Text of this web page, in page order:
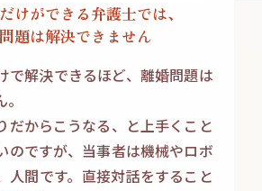
けができる弁護士では、
題は解決できません
で解決できるほど、離婚問題は
だからこうなる、と上手くこと
のですが、当事者は機械やロボ
人間です。直接対話をすること